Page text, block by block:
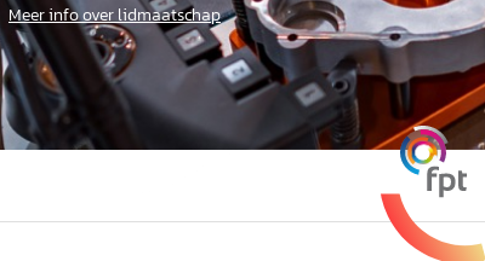
Meer info over lidmaatschap